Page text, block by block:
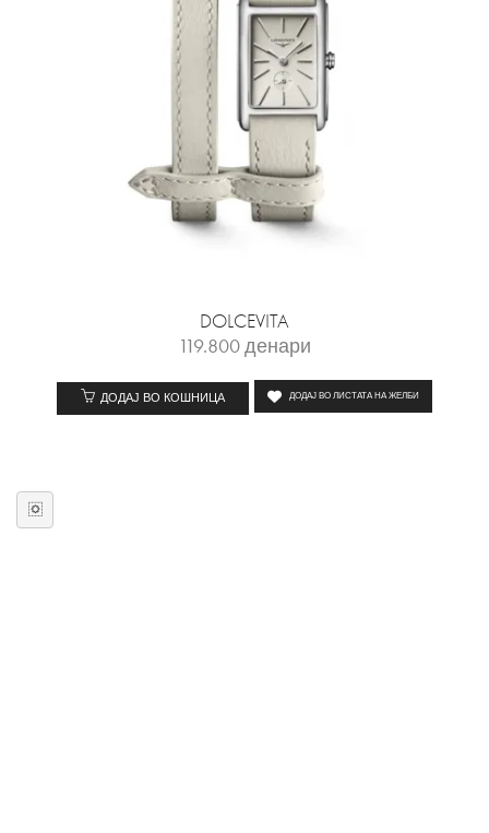
DOLCEVITA
119.800денари
ДОДАЈ ВО КОШНИЦА ДОДАЈ ВО ЛИСТАТА НА ЖЕЛБИ